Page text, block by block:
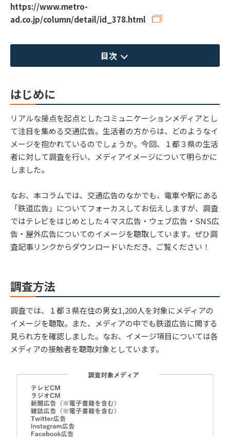
https://www.metro-
ad.co.jp/column/detail/id_378.html
目次
はじめに
リアルな接点を起点としたコミュニケーションメディアとし
て注目を集める交通広告。生活者の方からは、どのようなイ
メージを抱かれているのでしょうか。今回、１都３県の生活
者に対して調査を行い、メディアイメージについて明らかに
しました。
なお、本コラムでは、交通広告のなかでも、電車や駅にある
「鉄道広告」についてフォーカスしてお伝えしますが、調査
ではテレビをはじめとした４マス広告・ウェブ広告・SNS広
告・屋外広告についてのイメージを聴取しています。ぜひ調
査記事リンクからダウンロードいただき、ご覧ください！
調査方法
調査では、１都３県在住の男女1,200人を対象にメディアの
イメージを聴取。また、メディアの中でも鉄道広告に関する
見られ方を確認しました。なお、イメージ項目については各
メディアの接触者を聴取対象としています。